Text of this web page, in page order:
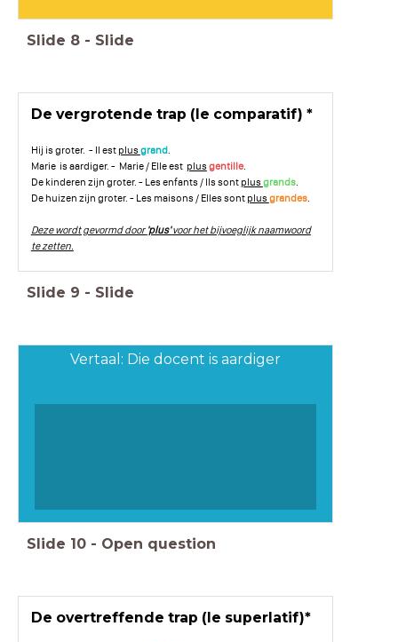
Slide 8 - Slide
De vergrotende trap (le comparatif) *
Hij is groter. - Il est plusgrand.
Marie is aardiger. - Marie / Elle est plusgentille.
De kinderen zijn groter. - Les enfants / Ils sont plusgrands.
De huizen zijn groter. - Les maisons / Elles sont plusgrandes.
Deze wordt gevormd door 'plus'voor het bijvoeglijk naamwoord
te zetten.
Slide 9 - Slide
Vertaal: Die docent is aardiger
Slide 10 - Open question
De overtreffende trap (le superlatif)*